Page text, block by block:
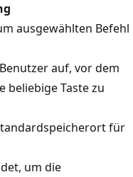
ausgewählten Befehl
auf, vor dem
beliebige Taste zu
für
um die